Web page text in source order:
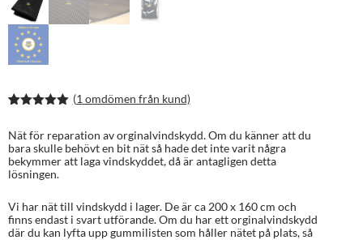
baserat på
kundrecens
ioner
(1 omdömen från kund)
Nät för reparation av orginalvindskydd. Om du känner att du
bara skulle behövt en bit nät så hade det inte varit några
bekymmer att laga vindskyddet, då är antagligen detta
lösningen.
Vi har nät till vindskydd i lager. De är ca 200 x 160 cm och
finns endast i svart utförande. Om du har ett orginalvindskydd
där du kan lyfta upp gummilisten som håller nätet på plats, så